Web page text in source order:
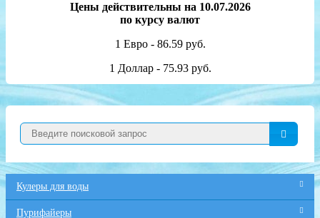
Цены действительны на 10.07.2026
по курсу валют
1 Евро - 86.59 руб.
1 Доллар - 75.93 руб.
Кулеры для воды
Пурифайеры